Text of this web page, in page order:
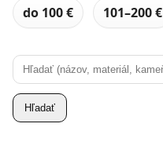
do 100 € 101–200 €